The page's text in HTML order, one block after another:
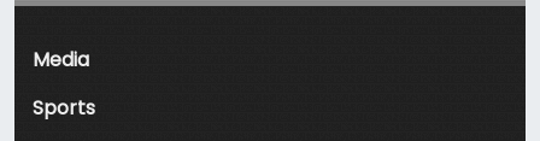
Media
Sports